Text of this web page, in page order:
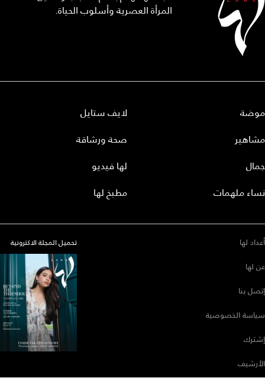
المرأة العصرية وأسلوب الحياة.
موضة
مشاهير
جمال
نساء ملهمات
لايف ستايل
صحة ورشاقة
لها فيديو
مطبخ لها
أعداد لها
عن لها
إتصل بنا
سياسة الخصوصية
إشترك
الأرشيف
تحميل المجلة الاكترونية